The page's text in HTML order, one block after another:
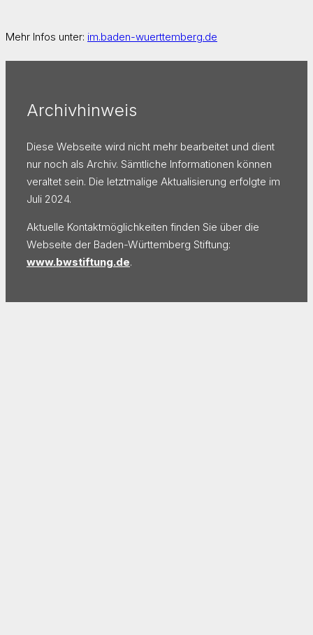
Mehr Infos unter: im.baden-wuerttemberg.de
Archivhinweis
Diese Webseite wird nicht mehr bearbeitet und dient
nur noch als Archiv. Sämtliche Informationen können
veraltet sein. Die letztmalige Aktualisierung erfolgte im
Juli 2024.
Aktuelle Kontaktmöglichkeiten finden Sie über die
Webseite der Baden-Württemberg Stiftung:
www.bwstiftung.de.